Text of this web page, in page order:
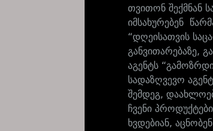
თვითონ შექმნან
იმსახურებენ
“დღეისათვის
განვითარებაზე,
აგენტს
სადაზღვევო
შემდეგ,
ჩვენი
ხვდებიან,